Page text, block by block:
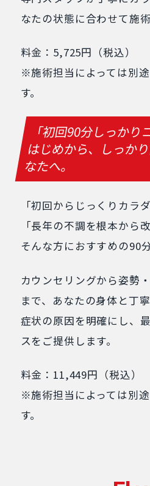
なたの状態に合わせて施術
料金：5,725円（税込）
※施術担当によっては別
す。
「初回90分しっかり
はじめから、しっか
なたへ。
「初回からじっくりカラ
「長年の不調を根本から
そんな方におすすめの90
カウンセリングから姿勢
まで、あなたの身体と丁
症状の原因を明確にし、
スをご提供します。
料金：11,449円（税込）
※施術担当によっては別
す。